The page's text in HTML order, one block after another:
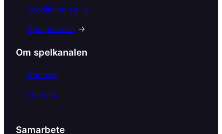
b
o
k
Stödlinjen.se →
Spelpaus.se →
Om spelkanalen
Kontakt
Om oss
Samarbete